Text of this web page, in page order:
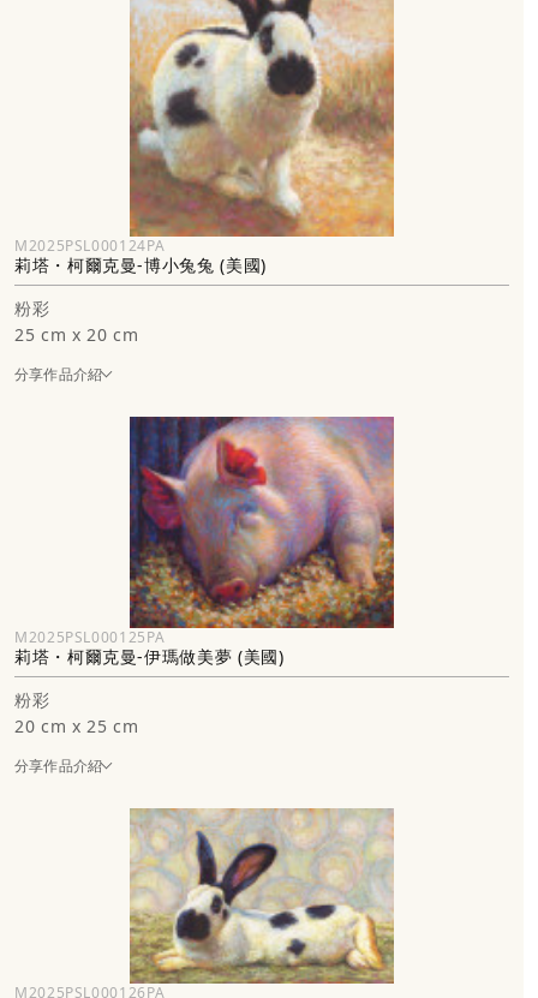
M2025PSL000124PA
莉塔・柯爾克曼-博小兔兔 (美國)
粉彩
25 cm x 20 cm
分享作品介紹
M2025PSL000125PA
莉塔・柯爾克曼-伊瑪做美夢 (美國)
粉彩
20 cm x 25 cm
分享作品介紹
M2025PSL000126PA